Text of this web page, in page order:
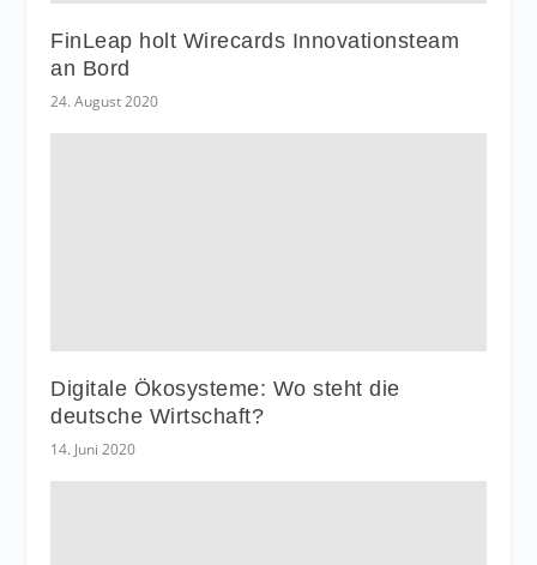
FinLeap holt Wirecards Innovationsteam
an Bord
24. August 2020
Digitale Ökosysteme: Wo steht die
deutsche Wirtschaft?
14. Juni 2020